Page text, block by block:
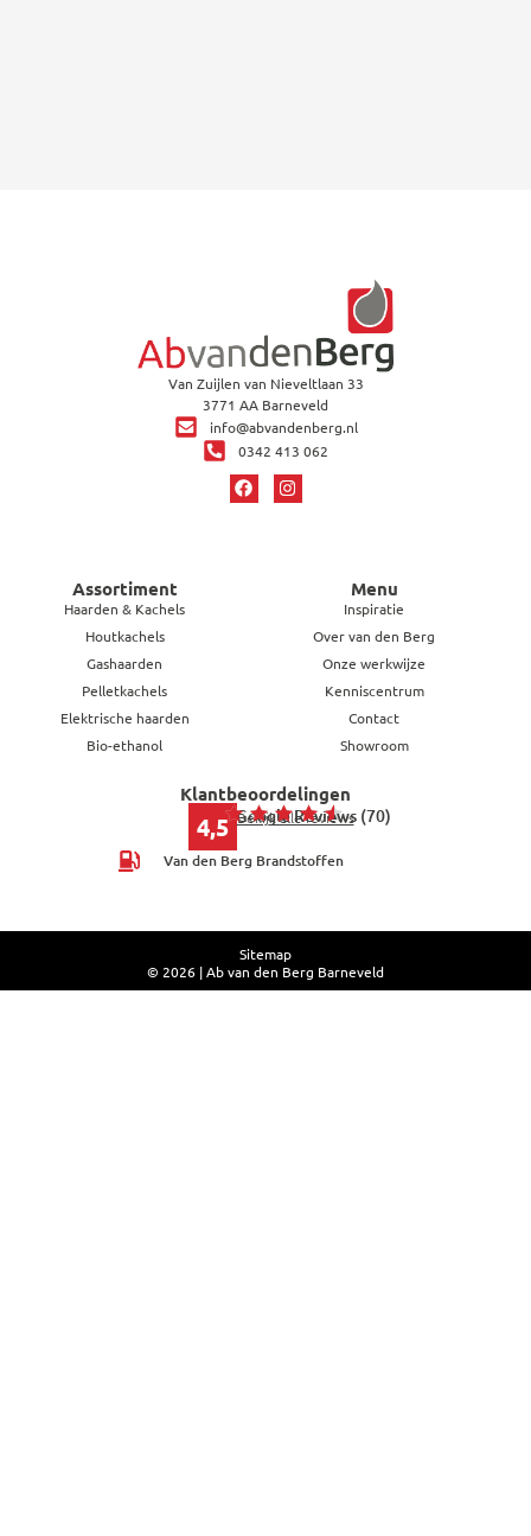
Van Zuijlen van Nieveltlaan 33
3771 AA Barneveld
info@abvandenberg.nl
0342 413 062
Assortiment
Haarden & Kachels
Houtkachels
Gashaarden
Pelletkachels
Elektrische haarden
Bio-ethanol
Menu
Inspiratie
Over van den Berg
Onze werkwijze
Kenniscentrum
Contact
Showroom
Klantbeoordelingen
4,5 Google Reviews (70)
Bekijk alle reviews
Van den Berg Brandstoffen
© 2026 | Ab van den Berg Barneveld
Sitemap